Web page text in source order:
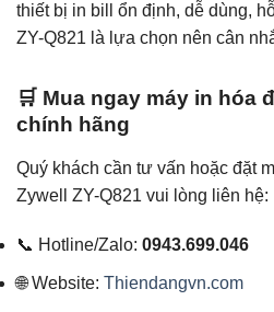
thiết bị in bill ổn định, dễ dùng,
ZY-Q821 là lựa chọn nên cân
🛒 Mua ngay máy in hóa
chính hãng
Quý khách cần tư vấn hoặc đặt
Zywell ZY-Q821 vui lòng liên hệ:
📞 Hotline/Zalo: 0943.699.046
🌐 Website: Thiendangvn.com